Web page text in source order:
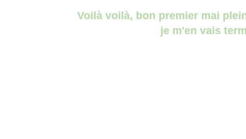
Voilà voilà, bon premier mai
je m'en vais